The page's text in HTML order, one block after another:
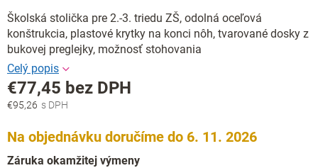
Školská stolička pre 2.-3. triedu ZŠ, odolná oceľová
konštrukcia, plastové krytky na konci nôh, tvarované dosky z
bukovej preglejky, možnosť stohovania
€95,26
€77,45 bez DPH
Jednotková
Na objednávku doručíme do 6. 11. 2026
Záruka okamžitej výmeny